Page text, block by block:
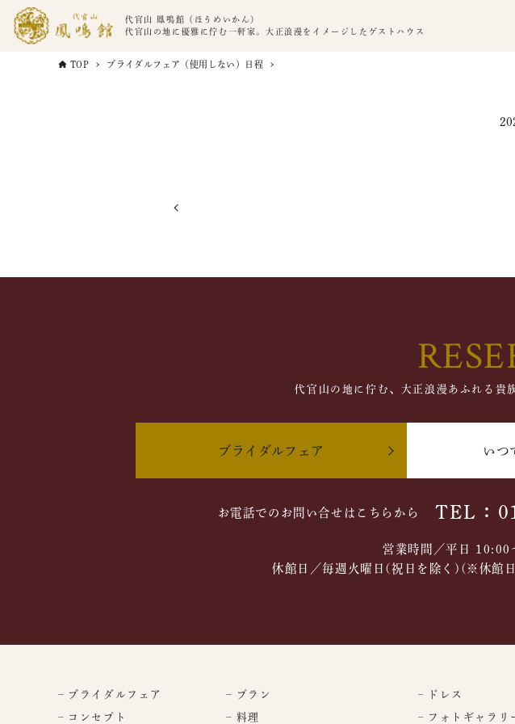
代官山 鳳鳴館（ほうめいかん）
代官山の地に優雅に佇む一軒家。大正浪漫をイメージしたゲストハウス
TOP ブライダルフェア（使用しない）日程
代官山の地に佇む、大正浪漫あふれる
ブライダルフェア いつ
お電話でのお問い合せはこちらから TEL：
営業時間／平日
休館日／毎週火曜日(祝日を除く)(※休館
– ブライダルフェア
– コンセプト
– プラン
– 料理
– ドレス
– フォトギャラリ